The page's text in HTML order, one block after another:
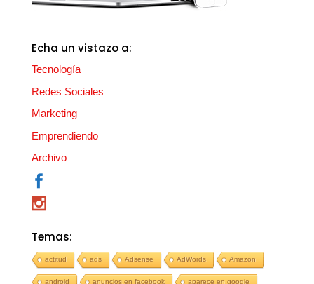
Echa un vistazo a:
Tecnología
Redes Sociales
Marketing
Emprendiendo
Archivo
Temas:
actitud ads Adsense AdWords Amazon
android anuncios en facebook aparece en google